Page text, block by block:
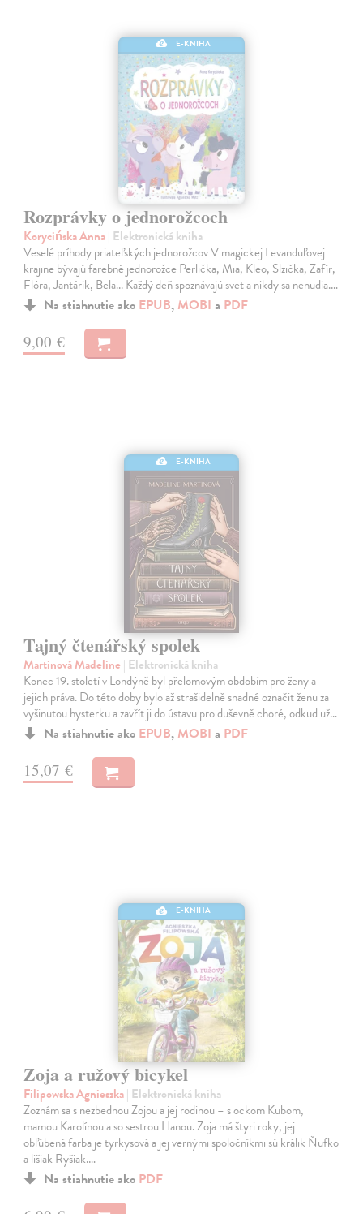
E-KNIHA
Rozprávky o jednorožcoch
Korycińska Anna| Elektronická kniha
Veselé príhody priateľských jednorožcov V magickej Levanduľovej
krajine bývajú farebné jednorožce Perlička, Mia, Kleo, Slzička, Zafír,
Flóra, Jantárik, Bela... Každý deň spoznávajú svet a nikdy sa nenudia.…
Na stiahnutie ako EPUB, MOBI a PDF
9,00 €
E-KNIHA
Tajný čtenářský spolek
Martinová Madeline | Elektronická kniha
Konec 19. století v Londýně byl přelomovým obdobím pro ženy a
jejich práva. Do této doby bylo až strašidelně snadné označit ženu za
vyšinutou hysterku a zavřít ji do ústavu pro duševně choré, odkud už…
Na stiahnutie ako EPUB, MOBI a PDF
15,07 €
E-KNIHA
Zoja a ružový bicykel
Filipowska Agnieszka| Elektronická kniha
Zoznám sa s nezbednou Zojou a jej rodinou – s ockom Kubom,
mamou Karolínou a so sestrou Hanou. Zoja má štyri roky, jej
obľúbená farba je tyrkysová a jej vernými spoločníkmi sú králik Ňufko
a lišiak Ryšiak.…
Na stiahnutie ako PDF